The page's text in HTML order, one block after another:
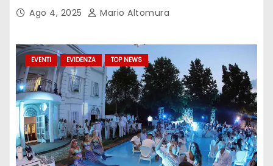
Ago 4, 2025 Mario Altomura
EVENTI EVIDENZA TOP NEWS